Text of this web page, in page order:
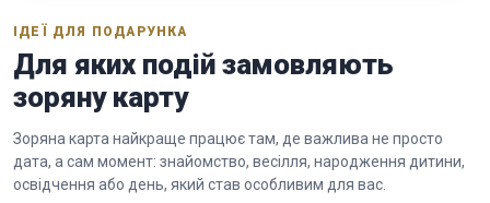
ІДЕЇ ДЛЯ ПОДАРУНКА
Для яких подій замовляють
зоряну карту
Зоряна карта найкраще працює там, де важлива не просто
дата, а сам момент: знайомство, весілля, народження дитини,
освідчення або день, який став особливим для вас.